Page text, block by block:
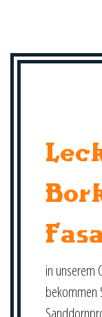
in unserem
bekommen